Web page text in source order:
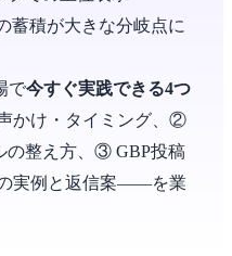
蓄積が大きな分岐点に
で今すぐ実践できる4つ
け・タイミング、②
の整え方、③ GBP投稿
実例と返信案――を業